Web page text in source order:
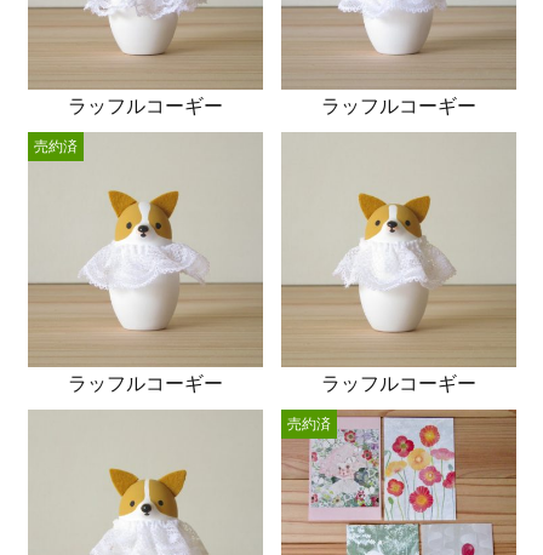
ラッフルコーギー ラッフルコーギー
ラッフルコーギー
売約済
ラッフルコーギー
売約済